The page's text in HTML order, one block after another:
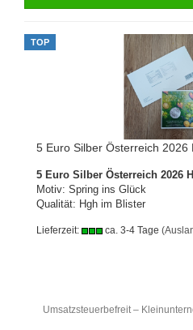
TOP
5 Euro Silber Österreich 2026
5 Euro Silber Österreich 2026
Motiv: Spring ins Glück
Qualität: Hgh im Blister
Lieferzeit: ca. 3-4 Tage
Umsatzsteuerbefreit –